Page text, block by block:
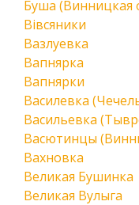
Буша (Винницкая
Вівсяники
Вазлуевка
Вапнярка
Вапнярки
Василевка
Васильевка
Васютинцы
Вахновка
Великая Бушинка
Великая Вулыга